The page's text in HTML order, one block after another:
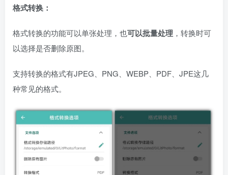
格式转换：
格式转换的功能可以单张处理，也可以批量处理 ，转换时可
以选择是否删除原图。
支持转换的格式有JPEG、PNG、WEBP、PDF、JPE这几
种常见的格式。